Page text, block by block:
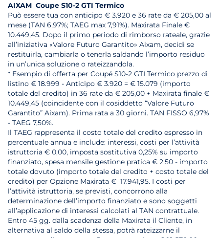
AIXAM Coupe S10-2 GTI Termico
Può essere tua con anticipo € 3.920 e 36 rate da € 205,00 al
mese (TAN 6,97%; TAEG max 7,91%). Maxirata Finale €
10.449,45. Dopo il primo periodo di rimborso rateale, grazie
all’iniziativa «Valore Futuro Garantito» Aixam, decidi se
restituirla, cambiarla o tenerla saldando l’importo residuo
in un’unica soluzione o rateizzandola.
* Esempio di offerta per Coupé S10-2 GTI Termico prezzo di
listino € 18.999 - Anticipo € 3.920 = € 15.079 (importo
totale del credito) in 36 rate da € 205,00 + Maxirata finale €
10.449,45 (coincidente con il cosiddetto “Valore Futuro
Garantito” Aixam). Prima rata a 30 giorni. TAN FISSO 6,97%
- TAEG 7,50%.
Il TAEG rappresenta il costo totale del credito espresso in
percentuale annua e include: interessi, costi per l’attività
istruttoria € 0,00, imposta sostitutiva 0,25% su importo
finanziato, spesa mensile gestione pratica € 2,50 - importo
totale dovuto (importo totale del credito + costo totale del
credito) per Opzione Maxirata € 17.941,95. I costi per
l’attività istruttoria, se previsti, concorrono alla
determinazione dell’importo finanziato e sono soggetti
all’applicazione di interessi calcolati al TAN contrattuale.
Entro 45 gg. dalla scadenza della Maxirata il Cliente, in
alternativa al saldo della stessa, potrà rateizzarne il